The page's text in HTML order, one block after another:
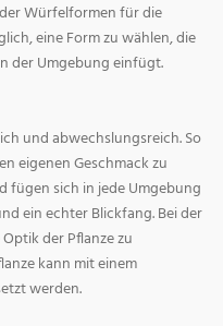
Würfelformen für die
eine Form zu wählen, die
der Umgebung einfügt.
und abwechslungsreich. So
eigenen Geschmack zu
fügen sich in jede Umgebung
ein echter Blickfang. Bei der
der Pflanze zu
kann mit einem
werden.